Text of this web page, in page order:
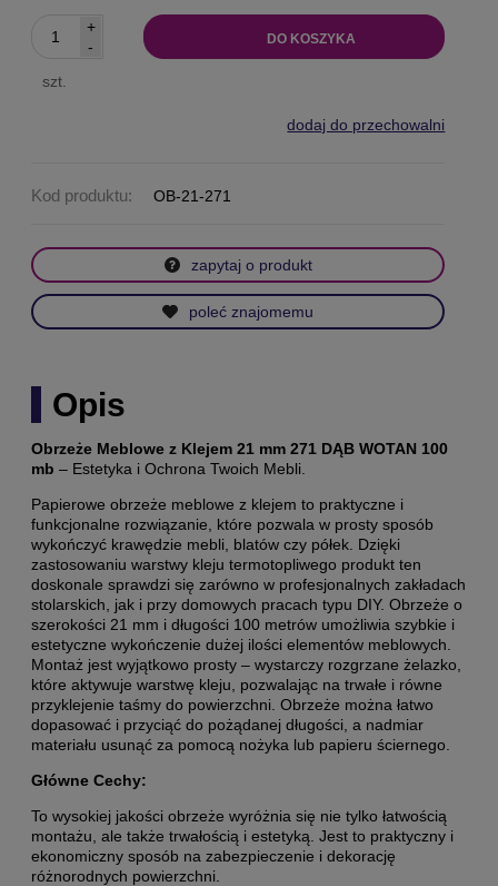
-
+
szt.
DO KOSZYKA
dodaj do przechowalni
Kod produktu: OB-21-271
zapytaj o produkt
poleć znajomemu
Opis
Obrzeże Meblowe z Klejem 21 mm 271 DĄB WOTAN 100
mb – Estetyka i Ochrona Twoich Mebli.
Papierowe obrzeże meblowe z klejem to praktyczne i
funkcjonalne rozwiązanie, które pozwala w prosty sposób
wykończyć krawędzie mebli, blatów czy półek. Dzięki
zastosowaniu warstwy kleju termotopliwego produkt ten
doskonale sprawdzi się zarówno w profesjonalnych zakładach
stolarskich, jak i przy domowych pracach typu DIY. Obrzeże o
szerokości 21 mm i długości 100 metrów umożliwia szybkie i
estetyczne wykończenie dużej ilości elementów meblowych.
Montaż jest wyjątkowo prosty – wystarczy rozgrzane żelazko,
które aktywuje warstwę kleju, pozwalając na trwałe i równe
przyklejenie taśmy do powierzchni. Obrzeże można łatwo
dopasować i przyciąć do pożądanej długości, a nadmiar
materiału usunąć za pomocą nożyka lub papieru ściernego.
Główne Cechy:
To wysokiej jakości obrzeże wyróżnia się nie tylko łatwością
montażu, ale także trwałością i estetyką. Jest to praktyczny i
ekonomiczny sposób na zabezpieczenie i dekorację
różnorodnych powierzchni.